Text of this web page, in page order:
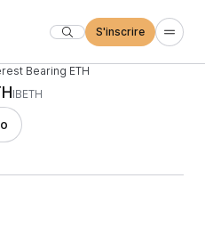
S'inscrire
Bearing ETH
IBETH